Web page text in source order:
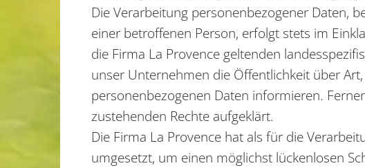
Die Verarbeitung personenbezogener Daten,
einer betroffenen Person, erfolgt stets im
die Firma La Provence geltenden
unser Unternehmen die Öffentlichkeit über
personenbezogenen Daten informieren.
zustehenden Rechte aufgeklärt.
Die Firma La Provence hat als für die
umgesetzt, um einen möglichst lückenlosen